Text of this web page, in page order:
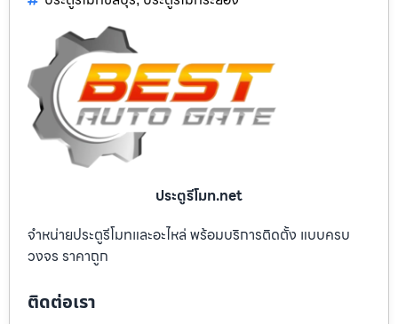
ประตูรีโมท.net
จำหน่ายประตูรีโมทและอะไหล่ พร้อมบริการติดตั้ง แบบครบ
วงจร ราคาถูก
ติดต่อเรา